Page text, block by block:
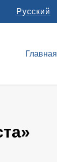
Русский
Главная